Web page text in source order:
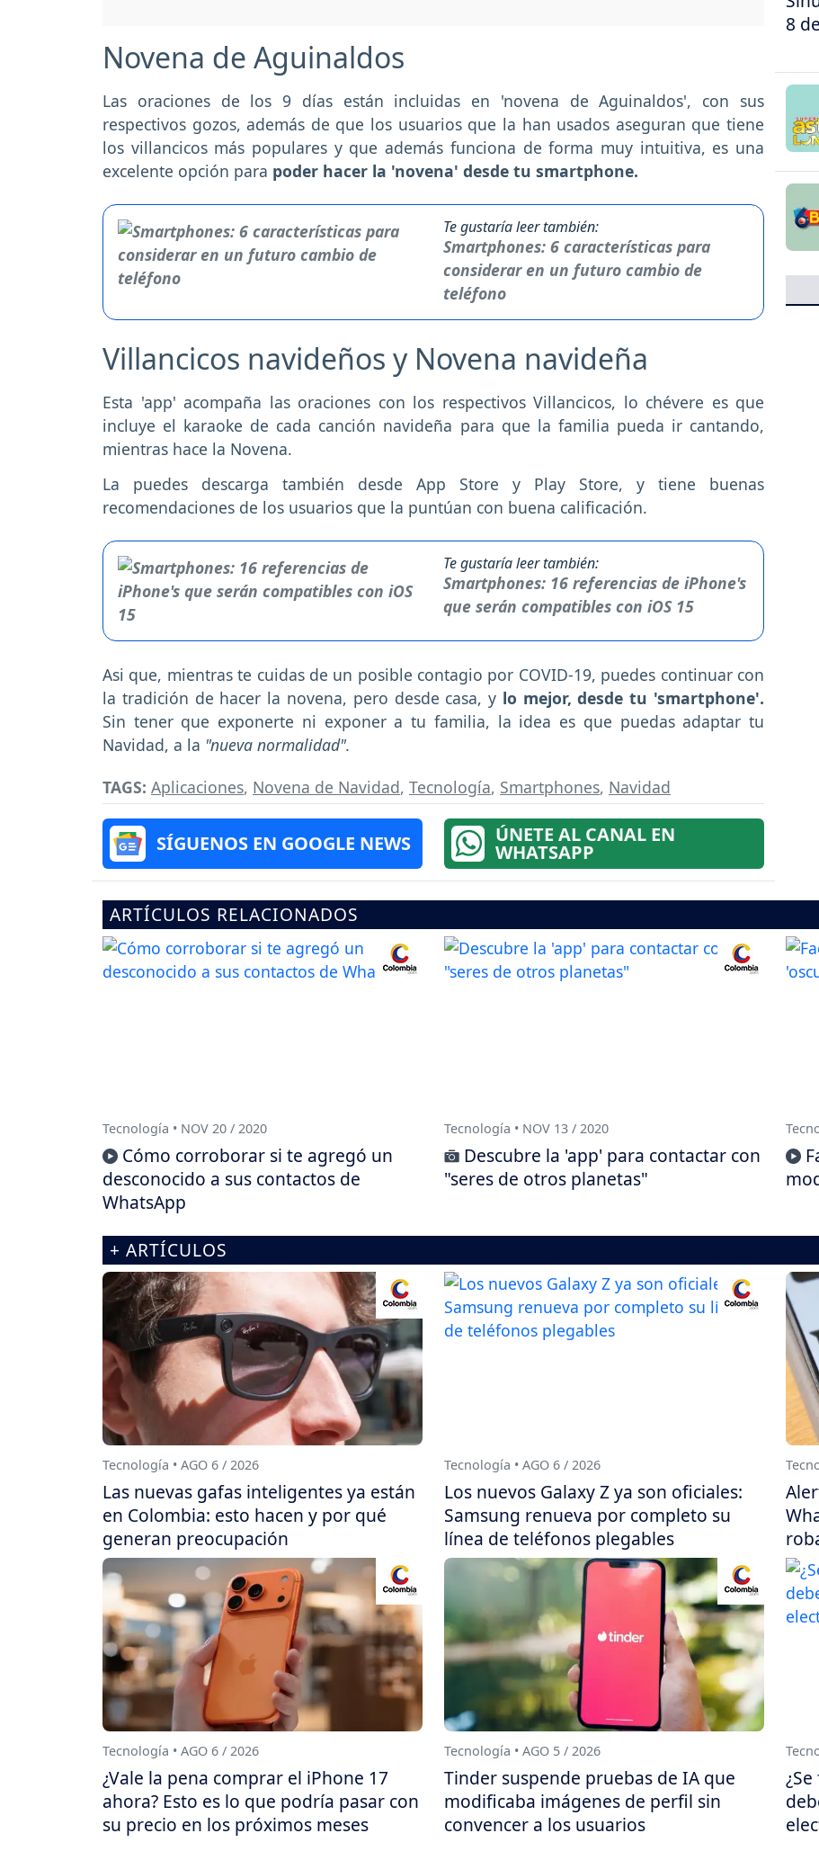
Novena de Aguinaldos
Las oraciones de los 9 días están incluidas en 'novena de Aguinaldos', con sus
respectivos gozos, además de que los usuarios que la han usados aseguran que tiene
los villancicos más populares y que además funciona de forma muy intuitiva, es una
excelente opción para poder hacer la 'novena' desde tu smartphone.
Te gustaría leer también:
Smartphones: 6 características para
considerar en un futuro cambio de
teléfono
Villancicos navideños y Novena navideña
Esta 'app' acompaña las oraciones con los respectivos Villancicos, lo chévere es que
incluye el karaoke de cada canción navideña para que la familia pueda ir cantando,
mientras hace la Novena.
La puedes descarga también desde App Store y Play Store, y tiene buenas
recomendaciones de los usuarios que la puntúan con buena calificación.
Te gustaría leer también:
Smartphones: 16 referencias de iPhone's
que serán compatibles con iOS 15
Asi que, mientras te cuidas de un posible contagio por COVID-19, puedes continuar con
la tradición de hacer la novena, pero desde casa, y lo mejor, desde tu 'smartphone'.
Sin tener que exponerte ni exponer a tu familia, la idea es que puedas adaptar tu
Navidad, a la "nueva normalidad".
TAGS: Aplicaciones, Novena de Navidad, Tecnología, Smartphones, Navidad
SÍGUENOS EN GOOGLE NEWS ÚNETE AL CANAL EN
WHATSAPP
8
ARTÍCULOS RELACIONADOS
Tecnología • NOV 20 / 2020
Cómo corroborar si te agregó un
desconocido a sus contactos de
WhatsApp
Tecnología • NOV 13 / 2020
Descubre la 'app' para contactar con
"seres de otros planetas"
+ ARTÍCULOS
Tecnología • AGO 6 / 2026
Las nuevas gafas inteligentes ya están
en Colombia: esto hacen y por qué
generan preocupación
Tecnología • AGO 6 / 2026
Los nuevos Galaxy Z ya son oficiales:
Samsung renueva por completo su
línea de teléfonos plegables
Tecnología • AGO 6 / 2026
¿Vale la pena comprar el iPhone 17
ahora? Esto es lo que podría pasar con
su precio en los próximos meses
Tecnología • AGO 5 / 2026
Tinder suspende pruebas de IA que
modificaba imágenes de perfil sin
convencer a los usuarios